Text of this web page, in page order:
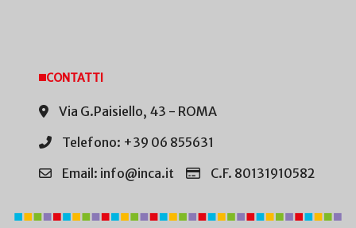
CONTATTI
Via G.Paisiello, 43 - ROMA
Telefono: +39 06 855631
Email: info@inca.it
C.F. 80131910582